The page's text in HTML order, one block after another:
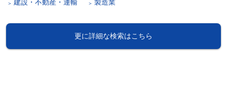
建設・不動産・運輸
製造業
更に詳細な検索はこちら